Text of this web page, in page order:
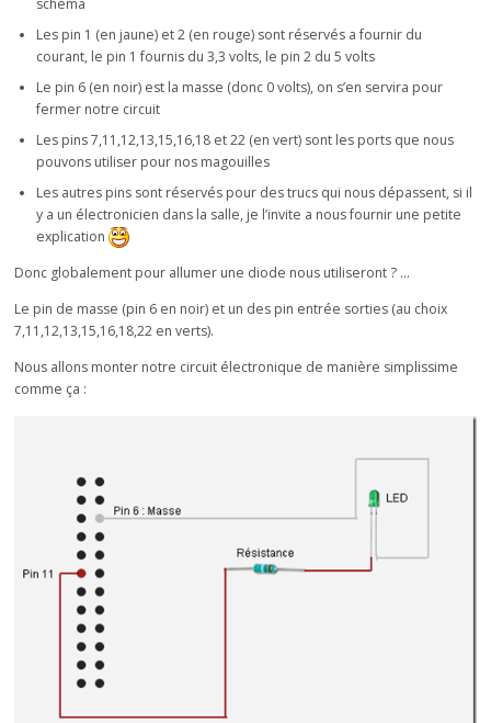
Les pin 1 (en jaune) et 2 (en rouge) sont réservés a fournir du
courant, le pin 1 fournis du 3,3 volts, le pin 2 du 5 volts
Le pin 6 (en noir) est la masse (donc 0 volts), on s’en servira pour
fermer notre circuit
Les pins 7,11,12,13,15,16,18 et 22 (en vert) sont les ports que nous
pouvons utiliser pour nos magouilles
Les autres pins sont réservés pour des trucs qui nous dépassent, si il
y a un électronicien dans la salle, je l’invite a nous fournir une petite
explication
Donc globalement pour allumer une diode nous utiliseront ? …
Le pin de masse (pin 6 en noir) et un des pin entrée sorties (au choix
7,11,12,13,15,16,18,22 en verts).
Nous allons monter notre circuit électronique de manière simplissime
comme ça :